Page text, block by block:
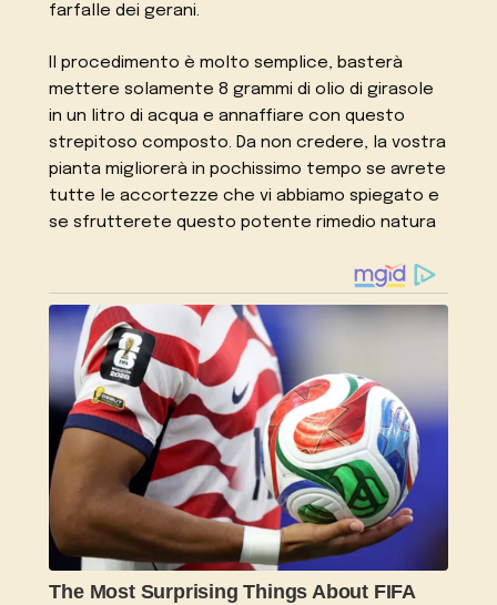
farfalle dei gerani.
Il procedimento è molto semplice, basterà
mettere solamente 8 grammi di olio di girasole
in un litro di acqua e annaffiare con questo
strepitoso composto. Da non credere, la vostra
pianta migliorerà in pochissimo tempo se avrete
tutte le accortezze che vi abbiamo spiegato e
se sfrutterete questo potente rimedio natura